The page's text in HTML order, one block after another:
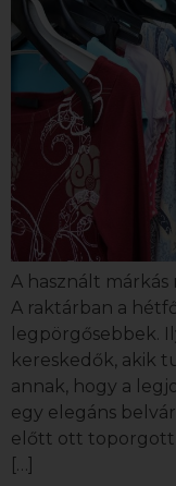
A használt
A raktárban a
legpörgősebbek.
kereskedők, akik
annak, hogy a
egy elegáns
előtt ott toporgott
[…]